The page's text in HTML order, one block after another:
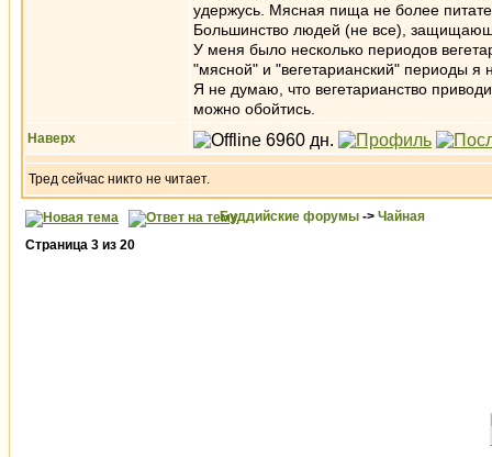
удержусь. Мясная пища не более
Большинство людей (не все),
У меня было несколько периодов
"мясной" и "вегетарианский" периоды я
Я не думаю, что вегетарианство
можно обойтись.
Наверх
Тред сейчас никто не читает.
Буддийские форумы -> Чайная
Страница 3 из 20